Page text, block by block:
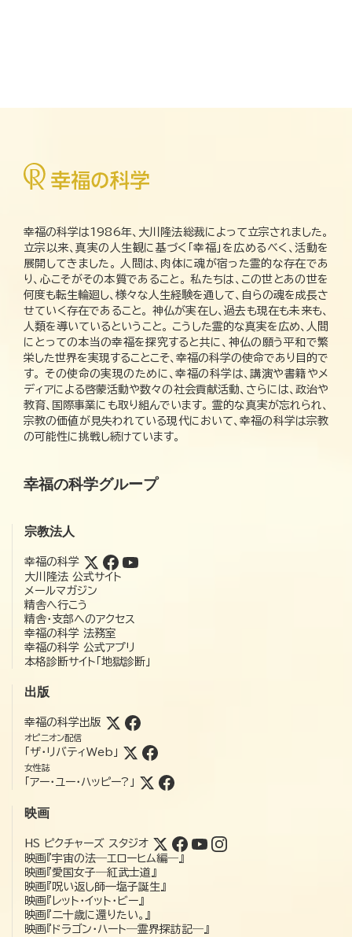
幸福の科学は1986年、大川隆法総裁によって立宗されました。
立宗以来、真実の人生観に基づく「幸福」を広めるべく、活動を
展開してきました。 人間は、肉体に魂が宿った霊的な存在であ
り、心こそがその本質であること。 私たちは、この世とあの世を
何度も転生輪廻し、様々な人生経験を通して、自らの魂を成長さ
せていく存在であること。 神仏が実在し、過去も現在も未来も、
人類を導いているということ。 こうした霊的な真実を広め、人間
にとっての本当の幸福を探究すると共に、神仏の願う平和で繁
栄した世界を実現することこそ、幸福の科学の使命であり目的で
す。 その使命の実現のために、幸福の科学は、講演や書籍やメ
ディアによる啓蒙活動や数々の社会貢献活動、さらには、政治や
教育、国際事業にも取り組んでいます。 霊的な真実が忘れられ、
宗教の価値が見失われている現代において、幸福の科学は宗教
の可能性に挑戦し続けています。
幸福の科学グループ
宗教法人
幸福の科学
大川隆法 公式サイト
メールマガジン
精舎へ行こう
精舎・支部へのアクセス
幸福の科学 法務室
幸福の科学 公式アプリ
本格診断サイト「地獄診断」
出版
幸福の科学出版
オピニオン配信
「ザ・リバティWeb」
女性誌
「アー・ユー・ハッピー?」
映画
HS ピクチャーズ スタジオ
映画『宇宙の法―エローヒム編―』
映画『愛国女子―紅武士道』
映画『呪い返し師—塩子誕生』
映画『レット・イット・ビー』
映画『二十歳に還りたい。』
映画『ドラゴン・ハート―霊界探訪記―』